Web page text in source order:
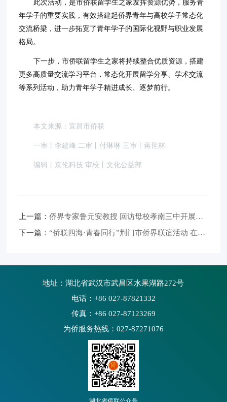
此次活动，是市侨联留学生之家发挥资源优势，服务青
年学子的重要实践，有效搭建起侨界青年与高校学子常态化
交流桥梁，进一步拓宽了青年学子的国际化视野与职业发展
格局。
下一步，市侨联留学生之家将持续整合优质资源，搭建
更多高质量交流学习平台，常态化开展留学分享、学术交流
等系列活动，助力青年学子精进成长、逐梦前行。
本文来源：宜昌市侨联
一审丨李建峰 二审丨付琳琳 三审丨蒋世林
编辑丨京伦科技 审校丨文化公益部
上一篇：侨界专家鲁元安教授 回访母校孝南三中开展专题励志课
下一篇：“侨联四海·青春同行”荆门市侨界联谊活动 在钟祥市举行
地址：湖北省武汉市武昌区水果湖路272号
电话：+86 027-87821332
传真：+86 027-87123269
为侨服务热线：027-87271076